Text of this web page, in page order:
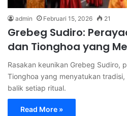
admin Februari 15, 2026 21
Grebeg Sudiro:
dan Tionghoa yang
Rasakan keunikan Grebeg Sudiro,
Tionghoa yang menyatukan
balik setiap ritual.
Read More »